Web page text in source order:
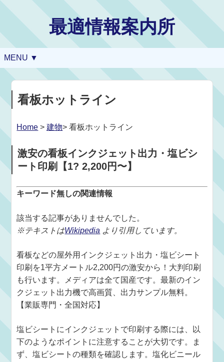
最適情報案内所
MENU ▼
看板ホットライン
Home >建物> 看板ホットライン
激安の看板インクジェット出力・塩ビシ
ート印刷【1? 2,200円〜】
キーワード無しの関連情報
該当する記事がありませんでした。
※テキストはWikipedia より引用しています。
看板などの屋外用インクジェット出力・塩ビシート
印刷を1平方メートル2,200円の激安から！大判印刷
も行います。メディアは全て国産です。最新のイン
クジェット出力機で高画質、出力サンプル無料。
【業販専門・全国対応】
塩ビシートにインクジェットで印刷する際には、以
下のようなポイントに注意することが大切です。ま
ず、塩ビシートの種類を確認します。塩化ビニール